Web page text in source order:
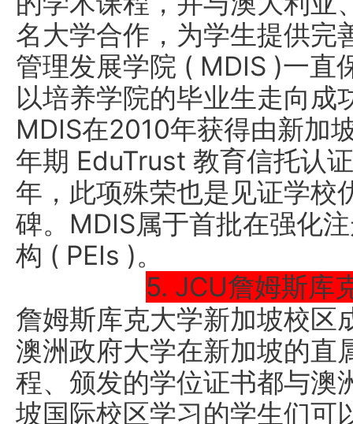
名大学合作，为学生提供完
管理发展学院 ( MDIS )一直
以培养学院的毕业生走向成
MDIS在2010年获得由新加
年期 EduTrust 教育信托认
年，此项殊荣也是见证学校
碑。MDIS属于首批在强化
构 ( PEIs )。
5. JCU詹姆斯库
詹姆斯库克大学新加坡校
澳洲政府大学在新加坡的直
程、颁发的学位证书都与澳
坡国际校区学习的学生们可